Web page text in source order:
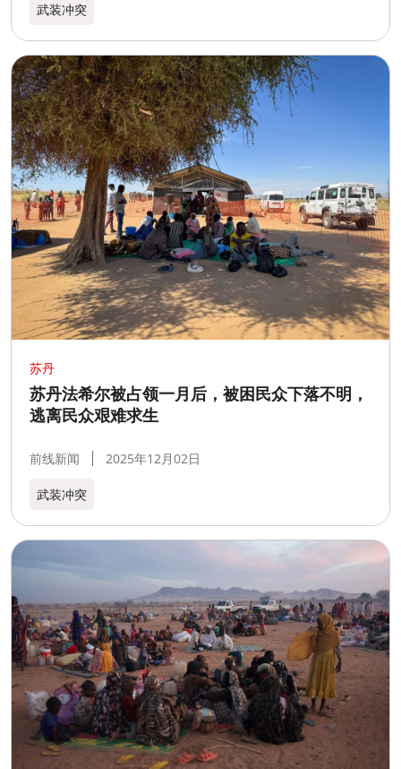
武装冲突
苏丹
苏丹法希尔被占领一月后，被困民众下落不明，
逃离民众艰难求生
前线新闻 2025年12月02日
武装冲突